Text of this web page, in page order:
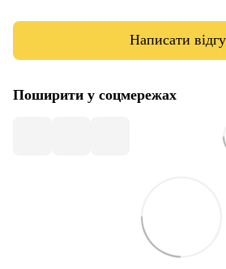
Написати
Поширити у соцмережах